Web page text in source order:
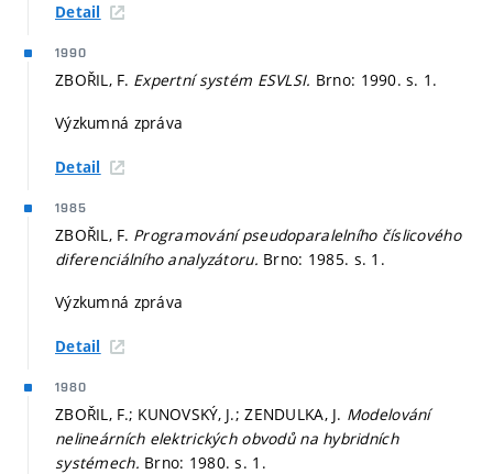
Detail
1990
ZBOŘIL, F. Expertní systém ESVLSI. Brno: 1990.s. 1.
Výzkumná zpráva
Detail
1985
ZBOŘIL, F. Programování pseudoparalelního číslicového
diferenciálního analyzátoru. Brno: 1985. s. 1.
Výzkumná zpráva
Detail
1980
ZBOŘIL, F.; KUNOVSKÝ, J.; ZENDULKA, J. Modelování
nelineárních elektrických obvodů na hybridních
systémech. Brno: 1980.s. 1.